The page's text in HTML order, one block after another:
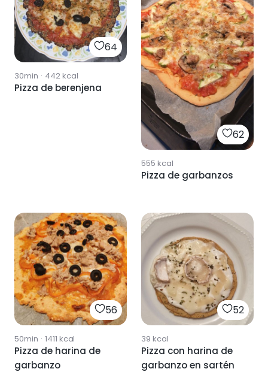
64
30min · 442kcal
Pizza de berenjena
62
555 kcal
Pizza de garbanzos
56
50min · 1411 kcal
Pizza de harina de
garbanzo
52
39 kcal
Pizza con harina de
garbanzo en sartén